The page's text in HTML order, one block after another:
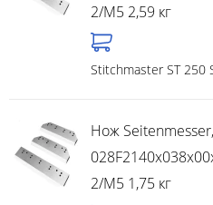
2/M5 2,59 кг
Stitchmaster ST 250
Нож
2/M5 1,75 кг